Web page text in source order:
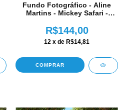
Fundo Fotográfico - Aline
Martins - Mickey Safari -
R$144,00
12 x de R$14,81
COMPRAR